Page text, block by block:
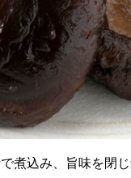
煮込み、旨味を閉